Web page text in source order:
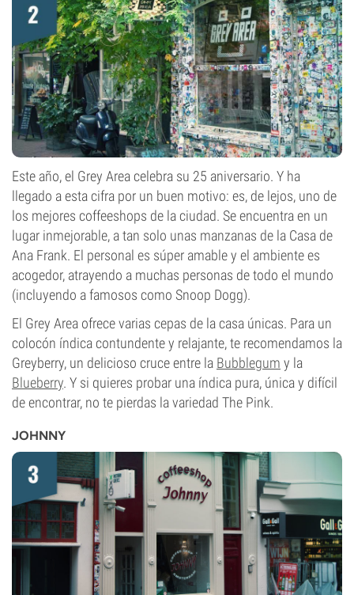
Este año, el Grey Area celebra su 25 aniversario. Y ha
llegado a esta cifra por un buen motivo: es, de lejos, uno de
los mejores coffeeshops de la ciudad. Se encuentra en un
lugar inmejorable, a tan solo unas manzanas de la Casa de
Ana Frank. El personal es súper amable y el ambiente es
acogedor, atrayendo a muchas personas de todo el mundo
(incluyendo a famosos como Snoop Dogg).
El Grey Area ofrece varias cepas de la casa únicas. Para un
colocón índica contundente y relajante, te recomendamos la
Greyberry, un delicioso cruce entre la Bubblegum y la
Blueberry. Y si quieres probar una índica pura, única y difícil
de encontrar, no te pierdas la variedad The Pink.
JOHNNY